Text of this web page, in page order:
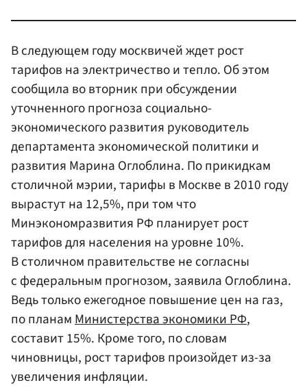
В следующем году москвичей ждет рост
тарифов на электричество и тепло. Об этом
сообщила во вторник при обсуждении
уточненного прогноза социально-
экономического развития руководитель
департамента экономической политики и
развития Марина Оглоблина. По прикидкам
столичной мэрии, тарифы в Москве в 2010 году
вырастут на 12,5%, при том что
Минэкономразвития РФ планирует рост
тарифов для населения на уровне 10%.
В столичном правительстве не согласны
с федеральным прогнозом, заявила Оглоблина.
Ведь только ежегодное повышение цен на газ,
по планам Министерства экономики РФ,
составит 15%. Кроме того, по словам
чиновницы, рост тарифов произойдет из-за
увеличения инфляции.